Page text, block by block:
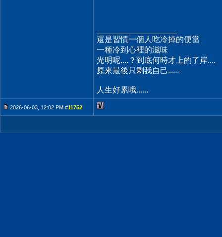
還是習慣一個人吃冷掉的便當
一種冷到心裡的滋味
光明呢....？到底何時才上的了岸....
原來最後只剩我自己......
人生好累哦......
2026-06-03, 12:02 PM #11752